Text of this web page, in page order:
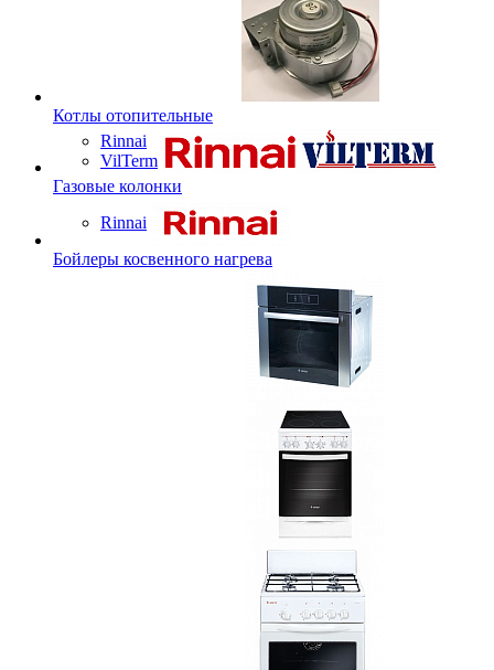
Котлы отопительные
Rinnai
VilTerm
Газовые колонки
Rinnai
Бойлеры косвенного нагрева